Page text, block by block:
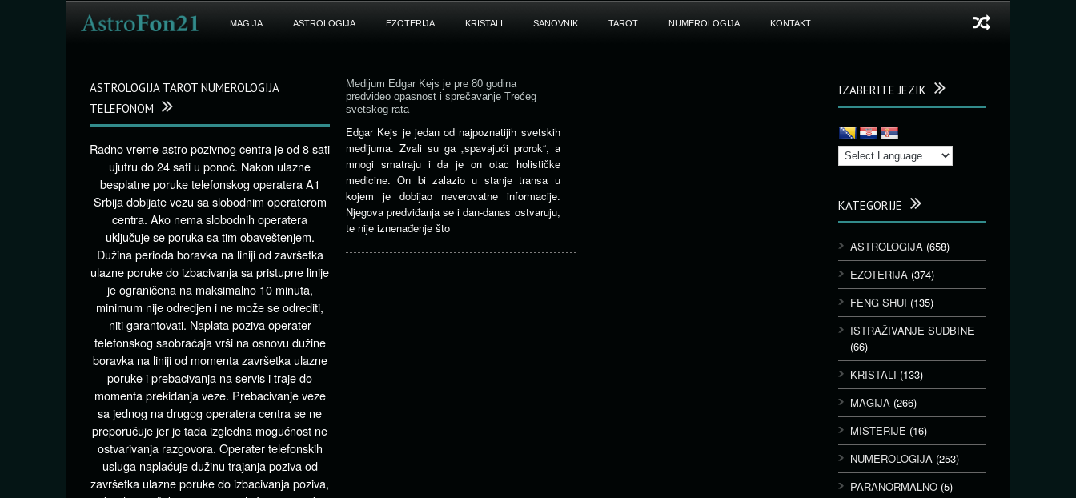
MAGIJA ASTROLOGIJA EZOTERIJA KRISTALI SANOVNIK TAROT NUMEROLOGIJA KONTAKT
Medijum Edgar Kejs je pre 80 godina
predvideo opasnost i sprečavanje Trećeg
svetskog rata
Edgar Kejs je jedan od najpoznatijih svetskih
medijuma. Zvali su ga „spavajući prorok“, a
mnogi smatraju i da je on otac holističke
medicine. On bi zalazio u stanje transa u
kojem je dobijao neverovatne informacije.
Njegova predviđanja se i dan-danas ostvaruju,
te nije iznenađenje što
IZABERITE JEZIK
KATEGORIJE
ASTROLOGIJA (658)
EZOTERIJA (374)
FENG SHUI (135)
ISTRAŽIVANJE SUDBINE
(66)
KRISTALI (133)
MAGIJA (266)
MISTERIJE (16)
NUMEROLOGIJA (253)
PARANORMALNO (5)
ASTROLOGIJA TAROT NUMEROLOGIJA
TELEFONOM
Radno vreme astro pozivnog centra je od 8 sati
ujutru do 24 sati u ponoć. Nakon ulazne
besplatne poruke telefonskog operatera A1
Srbija dobijate vezu sa slobodnim operaterom
centra. Ako nema slobodnih operatera
uključuje se poruka sa tim obaveštenjem.
Dužina perioda boravka na liniji od završetka
ulazne poruke do izbacivanja sa pristupne linije
je ograničena na maksimalno 10 minuta,
minimum nije odredjen i ne može se odrediti,
niti garantovati. Naplata poziva operater
telefonskog saobraćaja vrši na osnovu dužine
boravka na liniji od momenta završetka ulazne
poruke i prebacivanja na servis i traje do
momenta prekidanja veze. Prebacivanje veze
sa jednog na drugog operatera centra se ne
preporučuje jer je tada izgledna mogućnost ne
ostvarivanja razgovora. Operater telefonskih
usluga naplaćuje dužinu trajanja poziva od
završetka ulazne poruke do izbacivanja poziva,